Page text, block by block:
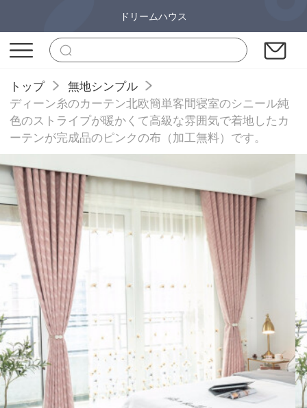
ドリームハウス
トップ
無地シンプル
ディーン糸のカーテン北欧簡単客間寝室のシニール純
色のストライプが暖かくて高級な雰囲気で着地したカ
ーテンが完成品のピンクの布（加工無料）です。